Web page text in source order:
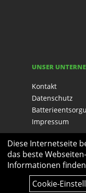
UNSER
Kontakt
Datenschutz
Impressum
Diese Internetseite
das beste
Informationen
Cookie-